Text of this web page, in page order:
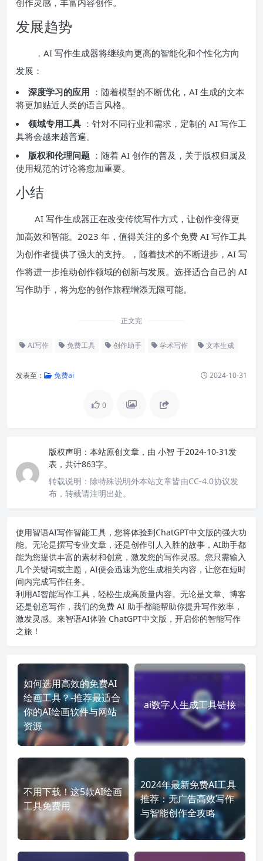
发展趋势
，AI 写作生成器将继续向更高的智能化和个性化方向
发展：
深度学习的应用 ：随着模型的不断优化，AI 生成的文本
将更加贴近人类的语言风格。
领域专用工具 ：针对不同行业和需求，定制的 AI 写作工
具将会越来越普遍。
版权和伦理问题 ：随着 AI 创作的普及，关于版权归属及
使用规范的讨论将愈加重要。
小结
AI 写作生成器正在改变传统写作方式，让创作变得更
加高效和智能。2023 年，值得关注的多个免费 AI 写作工具
为创作者提供了强大的支持。，随着技术的不断进步，AI 写
作将进一步推动创作领域的创新与发展。选择适合自己的 AI
写作助手，将为您的创作旅程增添无限可能。
正文完
AI写作 免费工具 创作助手 学术写作 文本生成
发表至： 免费ai 2024-10-31
0
版权声明： 本站原创文章，由 小智 于2024-10-31发
表，共计863字。
转载说明： 除特殊说明外本站文章皆由CC-4.0协议发
布，转载请注明出处。
使用智语AI写作智能工具，您将体验到ChatGPT中文版的强大功
能。无论是撰写专业文章，还是创作引人入胜的故事，AI助手都
能为您提供丰富的素材和创意，激发您的写作灵感。您只需输入
几个关键词或主题，AI便会迅速为您生成相关内容，让您在短时
间内完成写作任务。
利用AI智能写作工具，轻松生成高质量内容。无论是文章、博客
还是创意写作，我们的免费 AI 助手都能帮助你提升写作效率，
激发灵感。来智语AI体验 ChatGPT中文版 ，开启你的智能写作
之旅！
如何选用高效的免费AI
绘画工具？-推荐最适合
你的AI绘画软件与网站
资源
ai数字人生成工具链接
不用下载！这5款AI绘画
工具免费用
2024年最新免费AI工具
推荐：无广告高效写作
与智能创作全攻略